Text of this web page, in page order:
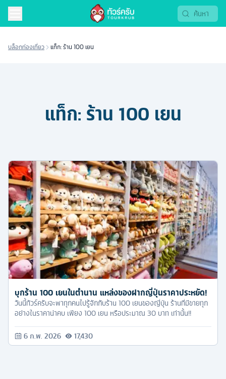
บล็อกท่องเที่ยว แท็ก: ร้าน 100 เยน
แท็ก: ร้าน 100 เยน
บุกร้าน 100 เยนในตำนาน แหล่งของฝากญี่ปุ่นราคาประหยัด!
วันนี้ทัวร์ครับจะพาทุกคนไปรู้จักกับร้าน 100 เยนของญี่ปุ่น ร้านที่มีขายทุก
อย่างในราคาน่าคบ เพียง 100 เยน หรือประมาณ 30 บาท เท่านั้น!!
6 ก.พ. 2026 17,430